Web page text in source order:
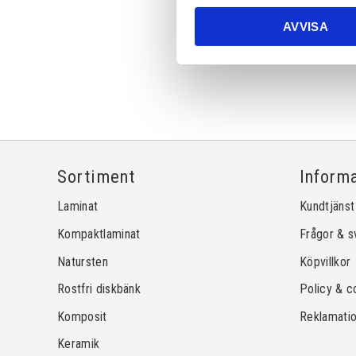
AVVISA
Sortiment
Laminat
Kompaktlaminat
Natursten
Rostfri diskbänk
Komposit
Keramik
Kundtjänst
Frågor &
Köpvillkor
Policy &